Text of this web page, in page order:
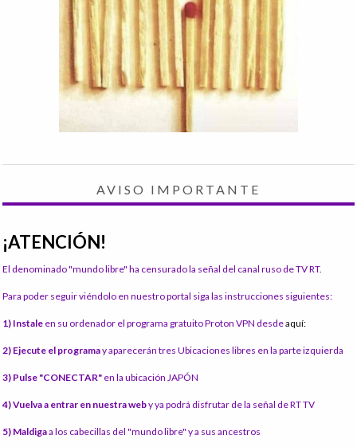
AVISO IMPORTANTE
¡ATENCIÓN!
El denominado "mundo libre" ha censurado la señal del canal ruso de TV RT.
Para poder seguir viéndolo en nuestro portal siga las instrucciones siguientes:
1) Instale en su ordenador el programa gratuito Proton VPN desdeaquí:
2) Ejecute el programay aparecerán tres Ubicaciones libres en la parte izquierda
3) Pulse "CONECTAR" en la ubicación JAPÓN
4) Vuelva a entrar en nuestra weby ya podrá disfrutar de la señal de RT TV
5) Maldigaa los cabecillas del "mundo libre" y a sus ancestros